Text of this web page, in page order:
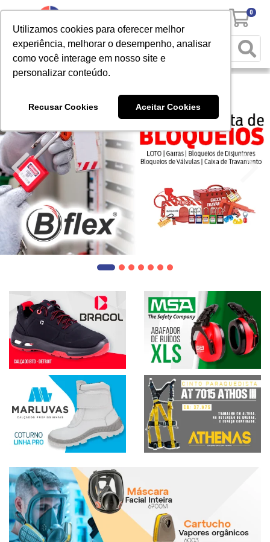
Utilizamos cookies para oferecer melhor
experiência, melhorar o desempenho, analisar
como você interage em nosso site e
personalizar conteúdo.
Recusar Cookies Aceitar Cookies
0